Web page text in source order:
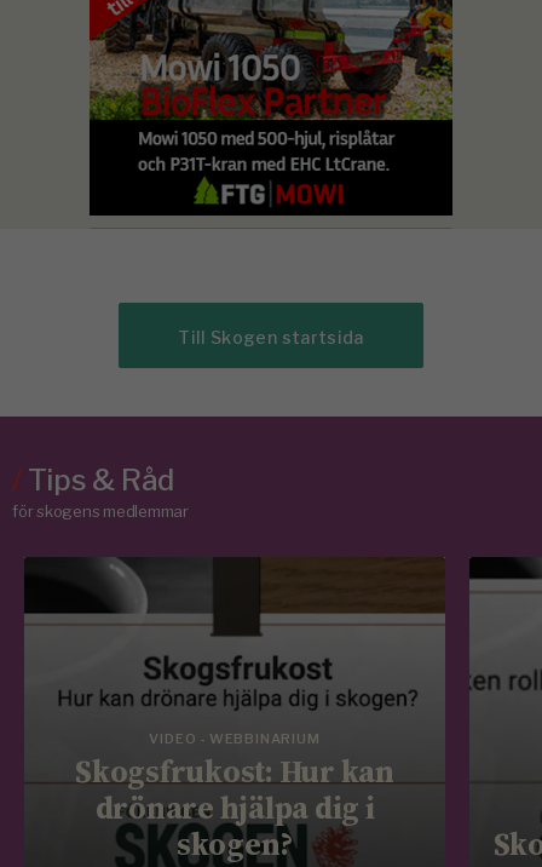
Till Skogen startsida
/Tips & Råd
för skogens medlemmar
VIDEO - WEBBINARIUM
Skogsfrukost: Hur kan
drönare hjälpa dig i
skogen?